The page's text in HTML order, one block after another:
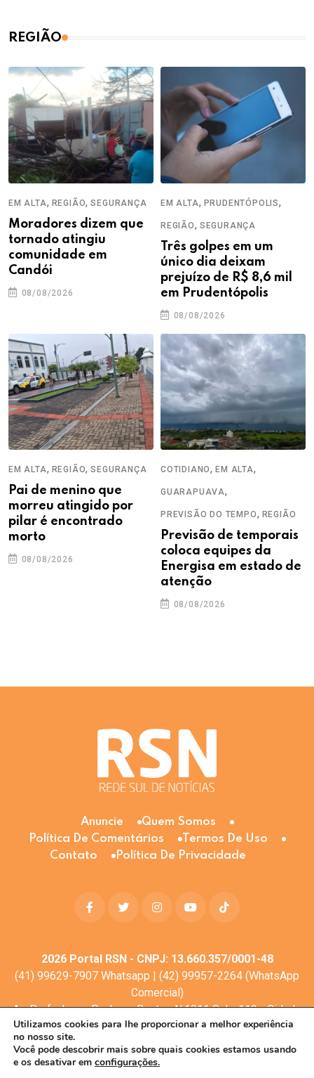
REGIÃO
EM ALTA, REGIÃO,SEGURANÇA
Moradores dizem que
tornado atingiu
comunidade em
Candói
08/08/2026
EM ALTA, PRUDENTÓPOLIS,
REGIÃO, SEGURANÇA
Três golpes em um
único dia deixam
prejuízo de R$ 8,6 mil
em Prudentópolis
08/08/2026
EM ALTA, REGIÃO,SEGURANÇA
Pai de menino que
morreu atingido por
pilar é encontrado
morto
08/08/2026
COTIDIANO,EM ALTA,
GUARAPUAVA,
PREVISÃO DO TEMPO, REGIÃO
Previsão de temporais
coloca equipes da
Energisa em estado de
atenção
08/08/2026
Anuncie
Quem Somos
Política De Comentários
Termos De Uso
Contato
Política De Privacidade
2026Portal RSN - CNPJ: 13.660.357/0001-48
(41) 99629-7907 Whatsapp | (42) 99957-2264 (WhatsApp
Comercial)
Av. Profa. Laura Pacheco Bastos N:1011 Sala: 112 - Cidade
dos Lagos, Guarapuava - PR, 85053-525
© Todos os direitos reservados
Utilizamos cookies para lhe proporcionar a melhor experiência
no nosso site.
Você pode descobrir mais sobre quais cookies estamos usando
e os desativar em configurações.